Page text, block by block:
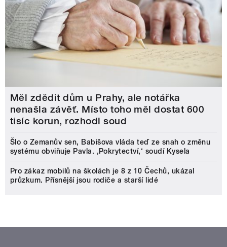
Měl zdědit dům u Prahy, ale notářka
nenašla závěť. Místo toho měl dostat 600
tisíc korun, rozhodl soud
Šlo o Zemanův sen, Babišova vláda teď ze snah o změnu
systému obviňuje Pavla. ‚Pokrytectví,‘ soudí Kysela
Pro zákaz mobilů na školách je 8 z 10 Čechů, ukázal
průzkum. Přísnější jsou rodiče a starší lidé